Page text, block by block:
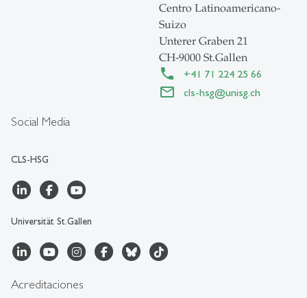
Social Media
CLS-HSG
Universität St.Gallen
Centro Latinoamericano-
Suizo
Unterer Graben 21
CH-9000 St.Gallen
+41 71 224 25 66
cls-hsg@unisg.ch
Acreditaciones